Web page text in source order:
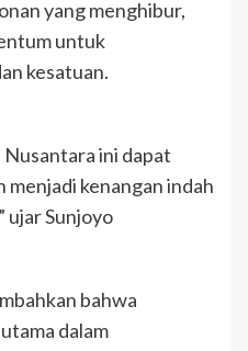
yang menghibur,
untuk
kesatuan.
Nusantara ini dapat
menjadi kenangan indah
ujar Sunjoyo
bahwa
dalam